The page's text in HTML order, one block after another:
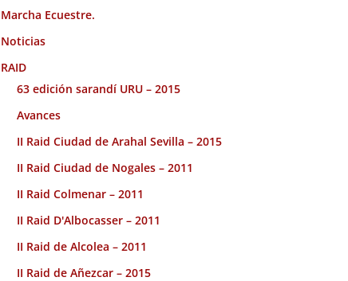
Marcha Ecuestre.
Noticias
RAID
63 edición sarandí URU – 2015
Avances
II Raid Ciudad de Arahal Sevilla – 2015
II Raid Ciudad de Nogales – 2011
II Raid Colmenar – 2011
II Raid D'Albocasser – 2011
II Raid de Alcolea – 2011
II Raid de Añezcar – 2015